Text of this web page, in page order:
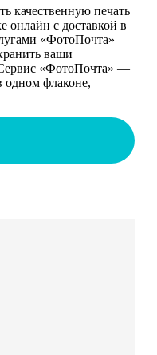
качественную печать
с доставкой в
«ФотоПочта»
ваши
«ФотоПочта» —
одном флаконе,